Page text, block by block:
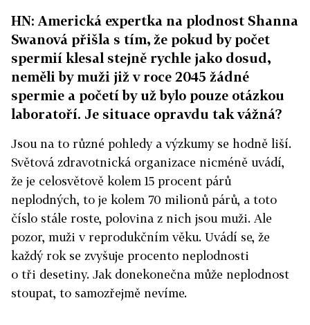
HN: Americká expertka na plodnost Shanna
Swanová přišla s tím, že pokud by počet
spermií klesal stejně rychle jako dosud,
neměli by muži již v roce 2045 žádné
spermie a početí by už bylo pouze otázkou
laboratoří. Je situace opravdu tak vážná?
Jsou na to různé pohledy a výzkumy se hodně liší.
Světová zdravotnická organizace nicméně uvádí,
že je celosvětově kolem 15 procent párů
neplodných, to je kolem 70 milionů párů, a toto
číslo stále roste, polovina z nich jsou muži. Ale
pozor, muži v reprodukčním věku. Uvádí se, že
každý rok se zvyšuje procento neplodnosti
o tři desetiny. Jak donekonečna může neplodnost
stoupat, to samozřejmě nevíme.